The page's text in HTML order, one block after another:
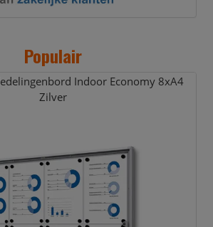
Populair
Indoor Economy 8xA4
Zilver